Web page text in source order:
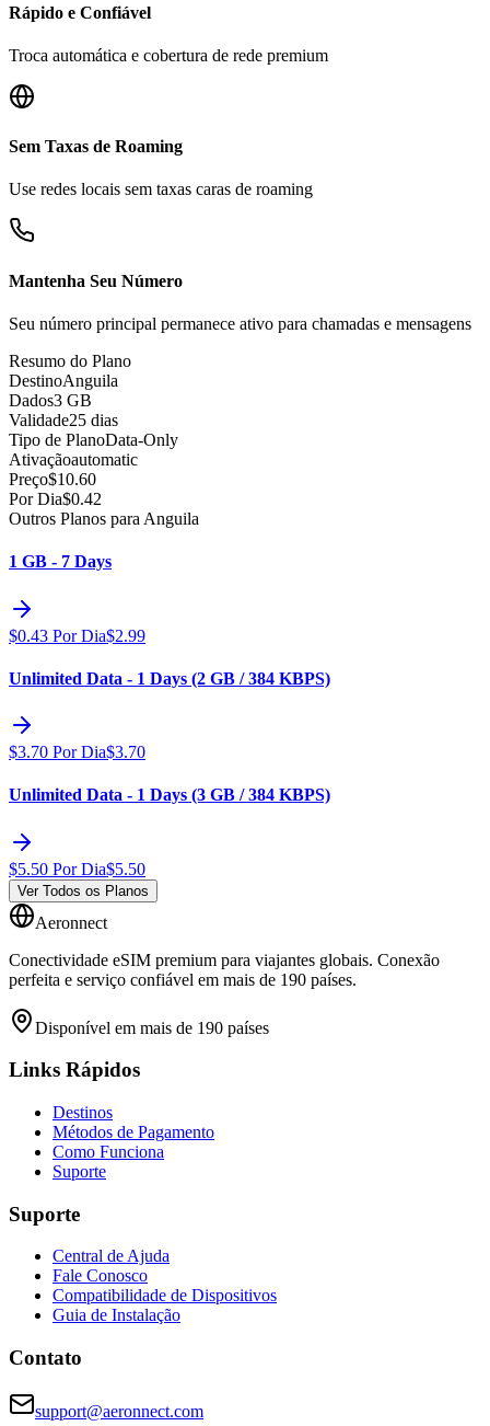
Rápido e Confiável
Troca automática e cobertura de rede premium
Sem Taxas de Roaming
Use redes locais sem taxas caras de roaming
Mantenha Seu Número
Seu número principal permanece ativo para chamadas e mensagens
Resumo do Plano
DestinoAnguila
Dados3 GB
Validade25 dias
Tipo de PlanoData-Only
Ativaçãoautomatic
Preço$10.60
Por Dia$0.42
Outros Planos para Anguila
1 GB - 7 Days
$0.43 Por Dia$2.99
Unlimited Data - 1 Days (2 GB / 384 KBPS)
$3.70 Por Dia$3.70
Unlimited Data - 1 Days (3 GB / 384 KBPS)
$5.50 Por Dia$5.50
Ver Todos os Planos
Aeronnect
Conectividade eSIM premium para viajantes globais. Conexão
perfeita e serviço confiável em mais de 190 países.
Disponível em mais de 190 países
Links Rápidos
Destinos
Métodos de Pagamento
Como Funciona
Suporte
Suporte
Central de Ajuda
Fale Conosco
Compatibilidade de Dispositivos
Guia de Instalação
Contato
support@aeronnect.com